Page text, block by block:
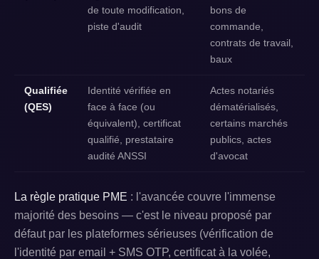
de toute modification,
piste d'audit
bons de
commande,
contrats de travail,
baux
Qualifiée
(QES)
Identité vérifiée en
face à face (ou
équivalent), certificat
qualifié, prestataire
audité ANSSI
Actes notariés
dématérialisés,
certains marchés
publics, actes
d'avocat
La règle pratique PME : l'avancée couvre l'immense
majorité des besoins — c'est le niveau proposé par
défaut par les plateformes sérieuses (vérification de
l'identité par email + SMS OTP, certificat à la volée,